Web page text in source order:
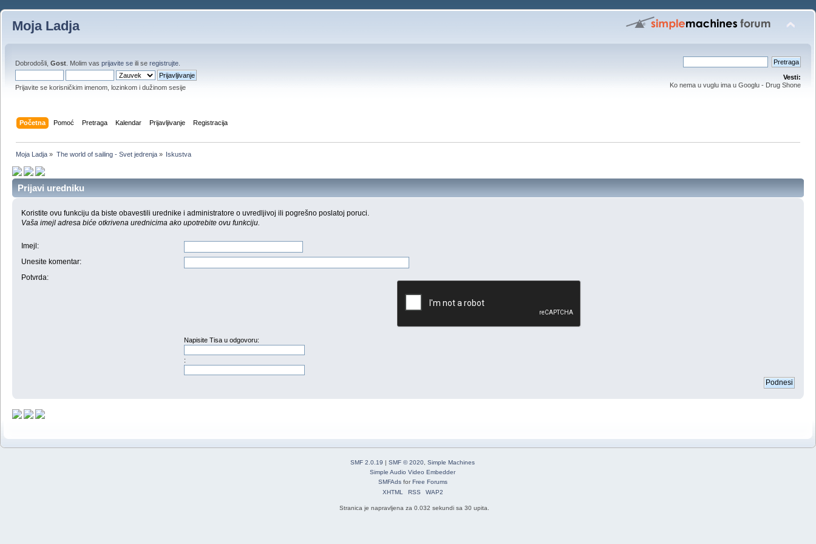
Moja Ladja
Dobrodošli, Gost . Molim vas prijavite se ili se registrujte
Prijavite se korisničkim imenom, lozinkom i dužinom sesije
Vesti:
Ko nema u vuglu ima u Googlu - Drug Shone
Početna Pomoć Pretraga Kalendar Prijavljivanje Registracija
Moja Ladja » The world of sailing - Svet jedrenja» Iskustva
Prijavi uredniku
Koristite ovu funkciju da biste obavestili urednike i administratore o uvredljivoj ili pogrešno poslatoj poruci.
Vaša imejl adresa biće otkrivena urednicima ako upotrebite ovu funkciju.
Imejl :
Unesite komentar:
Potvrda:
Napisite Tisa u odgovoru:
:
SMF 2.0.19 | SMF © 2020, Simple Machines
Simple Audio Video Embedder
SMFAdsforFree Forums
XHTML
RSS WAP2
Stranica je napravljena za 0.032 sekundi sa 30 upita.